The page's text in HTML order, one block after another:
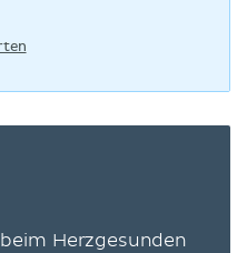
Herzgesunden